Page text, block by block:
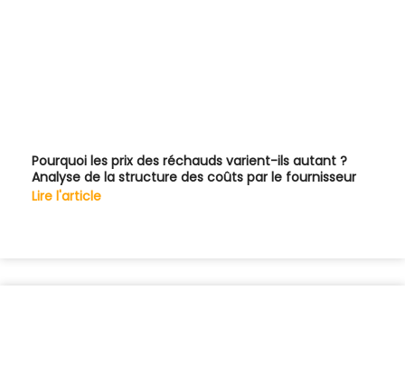
Pourquoi les prix des réchauds varient-ils autant ?
Analyse de la structure des coûts par le fournisseur
Lire l'article